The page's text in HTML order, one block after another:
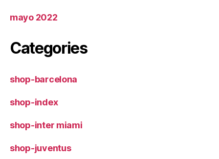
mayo 2022
Categories
shop-barcelona
shop-index
shop-inter miami
shop-juventus